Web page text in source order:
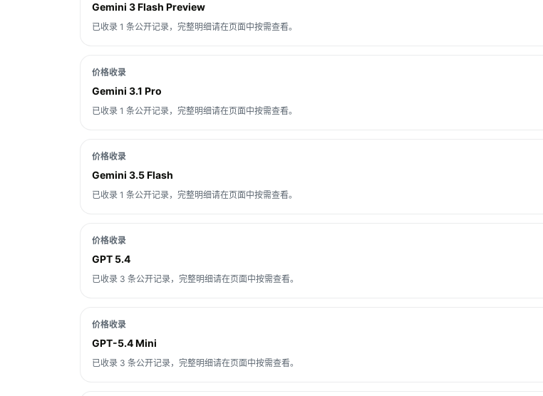
Gemini 3 Flash Preview
已收录 1 条公开记录，完整明细请在页面中按需查看。
价格收录
Gemini 3.1 Pro
已收录 1 条公开记录，完整明细请在页面中按需查看。
价格收录
Gemini 3.5 Flash
已收录 1 条公开记录，完整明细请在页面中按需查看。
价格收录
GPT 5.4
已收录 3 条公开记录，完整明细请在页面中按需查看。
价格收录
GPT-5.4 Mini
已收录 3 条公开记录，完整明细请在页面中按需查看。